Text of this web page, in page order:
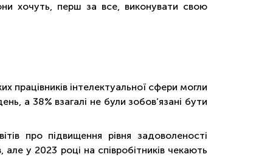
хочуть, перш за все, виконувати свою
працівників інтелектуальної сфери могли
а 38% взагалі не були зобов’язані бути
про підвищення рівня задоволеності
у 2023 році на співробітників чекають